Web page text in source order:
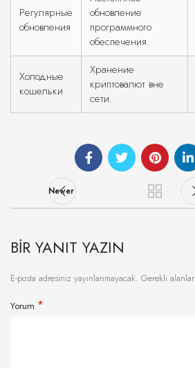
Регулярные
обновления
обновление
программного
обеспечения.
Холодные
кошельки
Хранение
криптовалют вне
сети.
Newer
BIR YANIT YAZIN
E-posta adresiniz yayınlanmayacak. Gerekli alanlar
Yorum *